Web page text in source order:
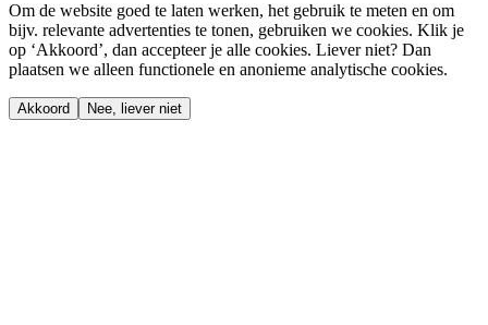
Om de website goed te laten werken, het gebruik te meten en om
bijv. relevante advertenties te tonen, gebruiken we cookies. Klik je
op ‘Akkoord’, dan accepteer je alle cookies. Liever niet? Dan
plaatsen we alleen functionele en anonieme analytische cookies.
Akkoord Nee, liever niet